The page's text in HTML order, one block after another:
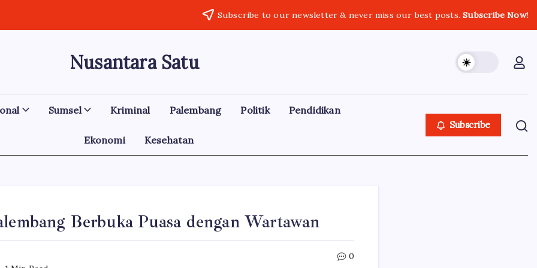
Subscribe to our newsletter & never miss our best posts.Subscribe Now!
Nusantara Satu
Berita
Sumsel Kriminal Palembang Politik Pendidikan
Ekonomi Kesehatan
Subscribe
Berbuka Puasa dengan Wartawan
0